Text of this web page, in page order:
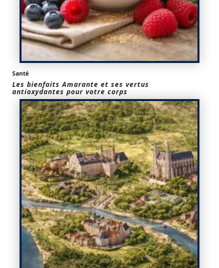
Santé
Les bienfaits Amarante et ses vertus
antioxydantes pour votre corps